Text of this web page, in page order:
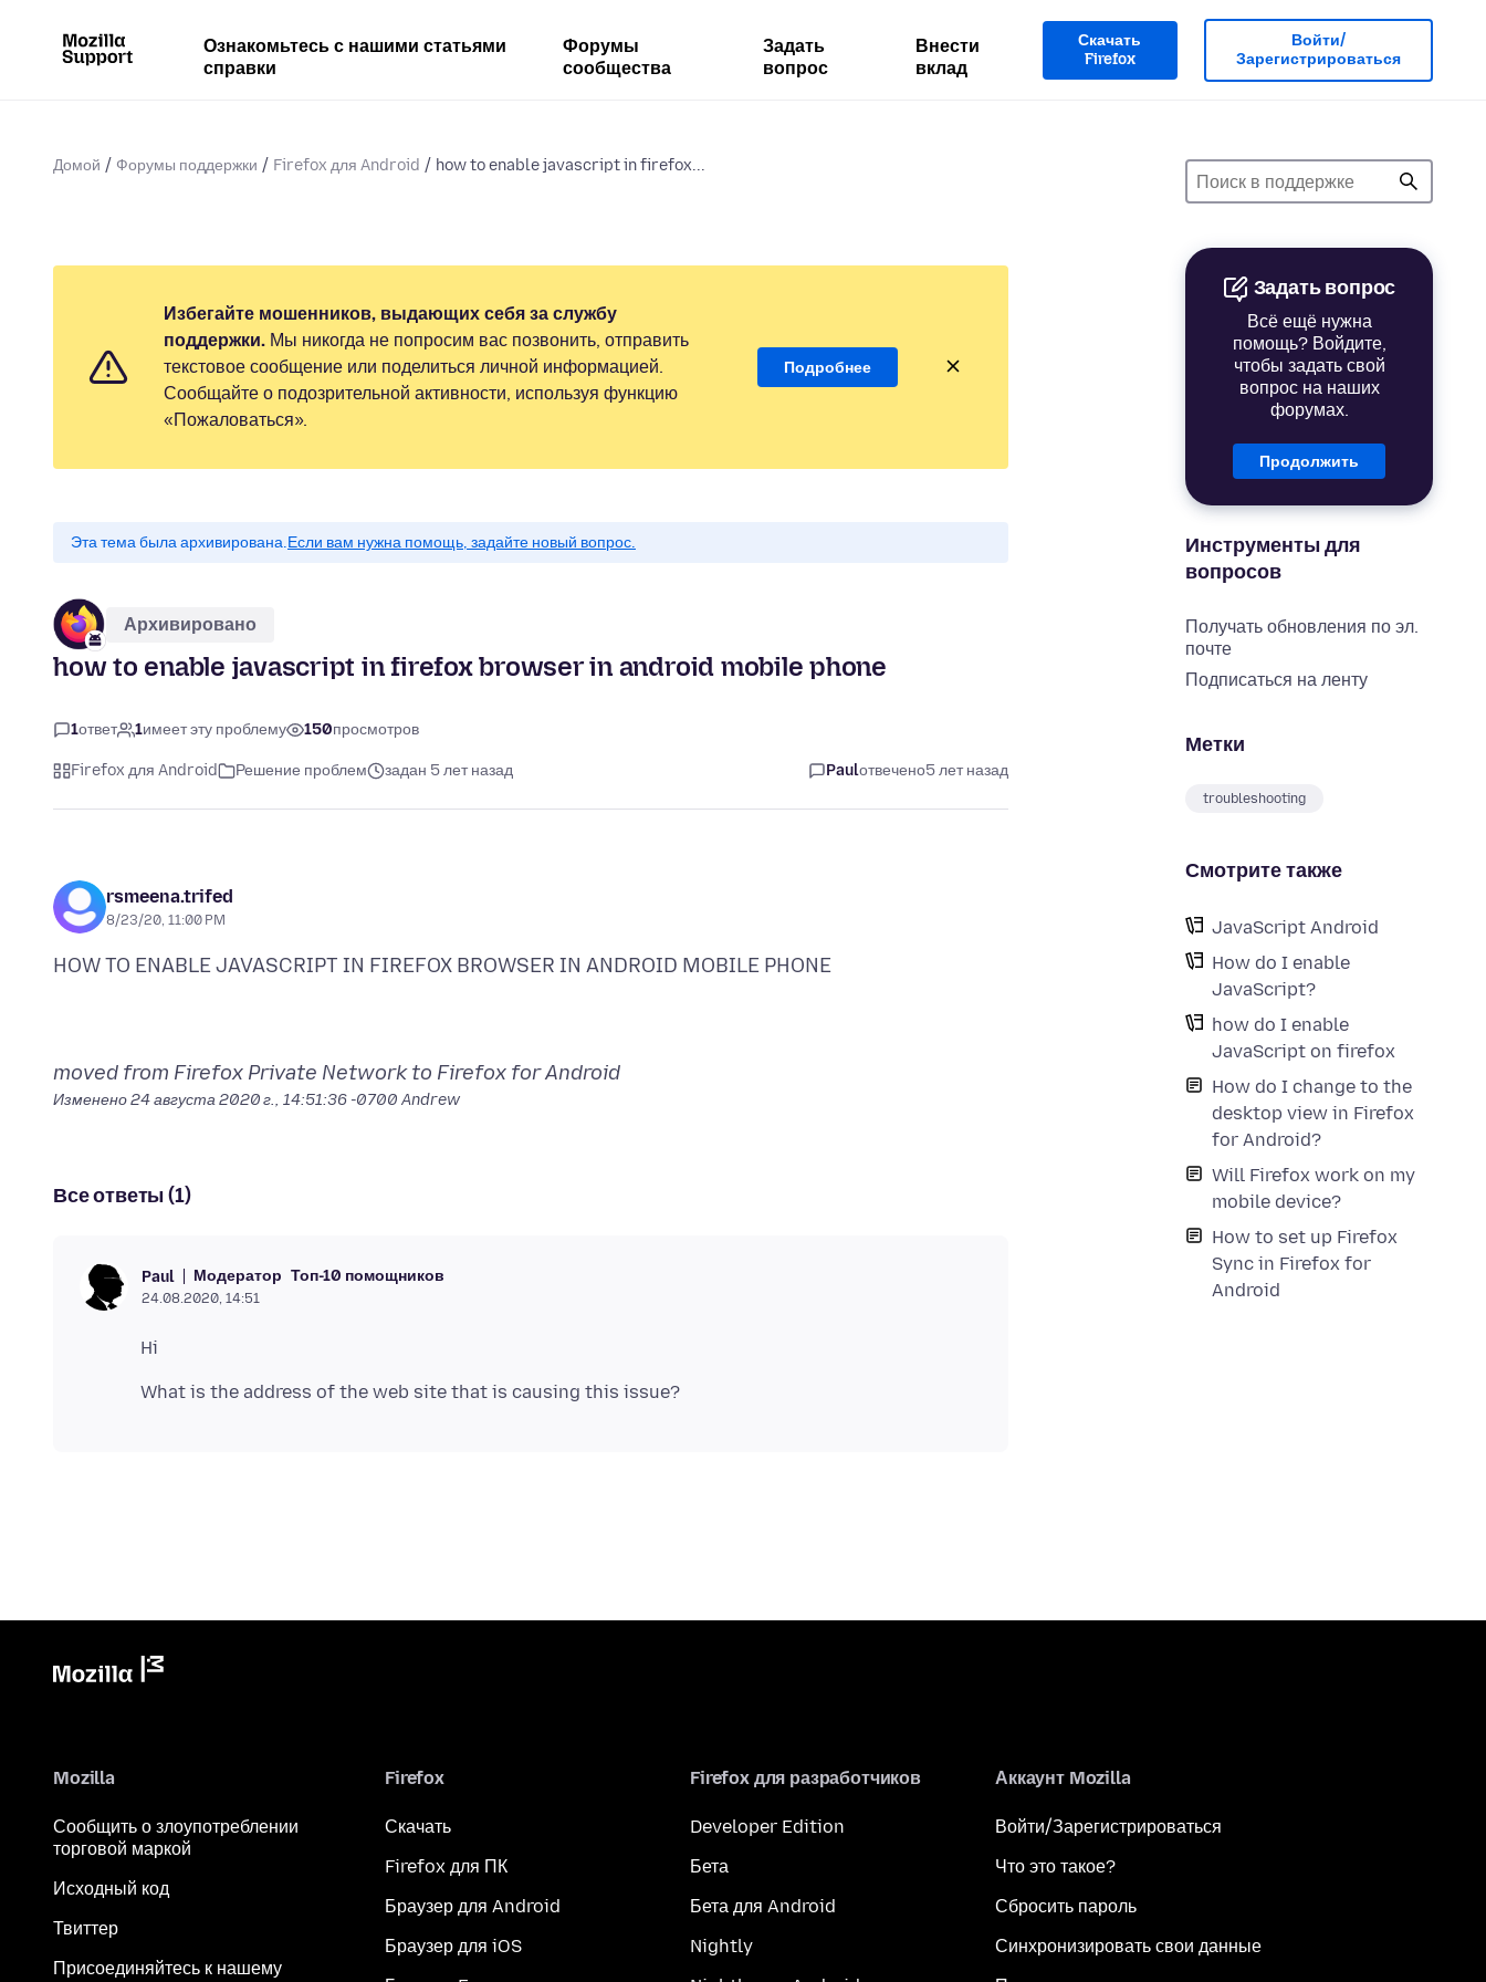
Ознакомьтесь с нашими статьями
справки
Форумы
сообщества
Задать
вопрос
Внести
вклад
Скачать
Firefox
Войти/
Зарегистрироваться
Домой Форумы поддержки Firefox для Android how to enable javascript in firefox...
Задать вопрос
Всё ещё нужна
помощь? Войдите,
чтобы задать свой
вопрос на наших
форумах.
Продолжить
Инструменты для
вопросов
Получать обновления по эл.
почте
Подписаться на ленту
Метки
troubleshooting
Смотрите также
JavaScript Android
How do I enable
JavaScript?
how do I enable
JavaScript on firefox
How do I change to the
desktop view in Firefox
for Android?
Will Firefox work on my
mobile device?
How to set up Firefox
Sync in Firefox for
Android
Избегайте мошенников, выдающих себя за службу
поддержки. Мы никогда не попросим вас позвонить, отправить
текстовое сообщение или поделиться личной информацией.
Сообщайте о подозрительной активности, используя функцию
«Пожаловаться».
Подробнее
Эта тема была архивирована.Если вам нужна помощь, задайте новый вопрос.
Архивировано
how to enable javascript in firefox browser in android mobile phone
1ответ 1имеет эту проблему 150просмотров
Firefox для Android Решение проблем задан 5 лет назад Paulотвечено5 лет назад
rsmeena.trifed
8/23/20, 11:00 PM
moved from Firefox Private Network to Firefox for Android
Изменено24 августа 2020 г., 14:51:36 -0700 Andrew
Все ответы (1)
Paul Модератор Топ-10 помощников
24.08.2020, 14:51
Mozilla
Сообщить о злоупотреблении
торговой маркой
Исходный код
Твиттер
Присоединяйтесь к нашему
Firefox
Скачать
Firefox для ПК
Браузер для Android
Браузер для iOS
Firefox для разработчиков
Developer Edition
Бета
Бета для Android
Nightly
Аккаунт Mozilla
Войти/Зарегистрироваться
Что это такое?
Сбросить пароль
Синхронизировать свои данные